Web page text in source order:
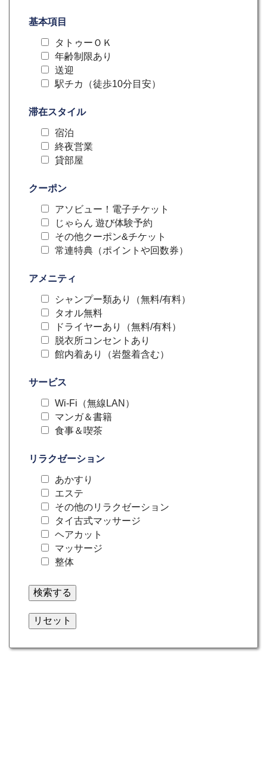
基本項目
タトゥーＯＫ
年齢制限あり
送迎
駅チカ（徒歩10分目安）
滞在スタイル
宿泊
終夜営業
貸部屋
クーポン
アソビュー！電子チケット
じゃらん 遊び体験予約
その他クーポン&チケット
常連特典（ポイントや回数券）
アメニティ
シャンプー類あり（無料/有料）
タオル無料
ドライヤーあり（無料/有料）
脱衣所コンセントあり
館内着あり（岩盤着含む）
サービス
Wi-Fi（無線LAN）
マンガ＆書籍
食事＆喫茶
リラクゼーション
あかすり
エステ
その他のリラクゼーション
タイ古式マッサージ
ヘアカット
マッサージ
整体